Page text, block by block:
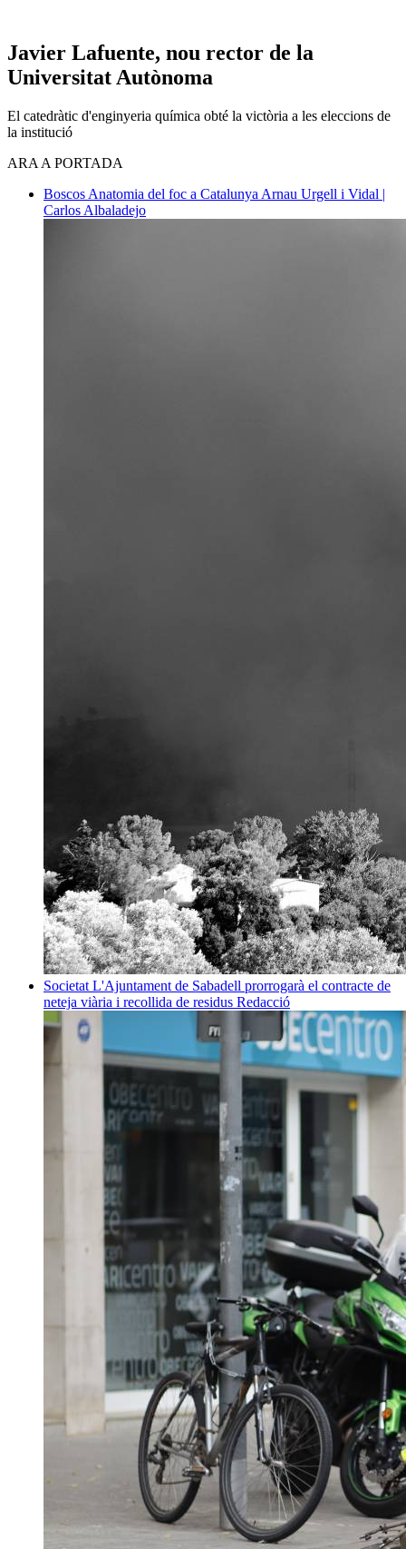
Javier Lafuente, nou rector de la
Universitat Autònoma
El catedràtic d'enginyeria química obté la victòria a les eleccions de
la institució
ARA A PORTADA
Boscos Anatomia del foc a Catalunya Arnau Urgell i Vidal |
Carlos Albaladejo
Societat L'Ajuntament de Sabadell prorrogarà el contracte de
neteja viària i recollida de residus Redacció